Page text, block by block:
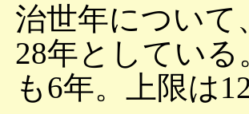
治世年について
28年としてい
も6年。上限は